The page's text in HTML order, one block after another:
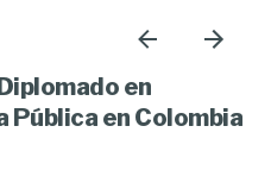
en
Pública en Colombia